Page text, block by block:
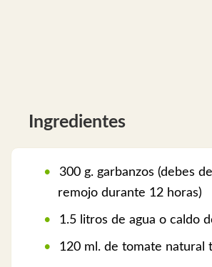
Ingredientes
300 g. garbanzos (debes
remojo durante 12 horas)
1.5 litros de agua o caldo
120 ml. de tomate natural